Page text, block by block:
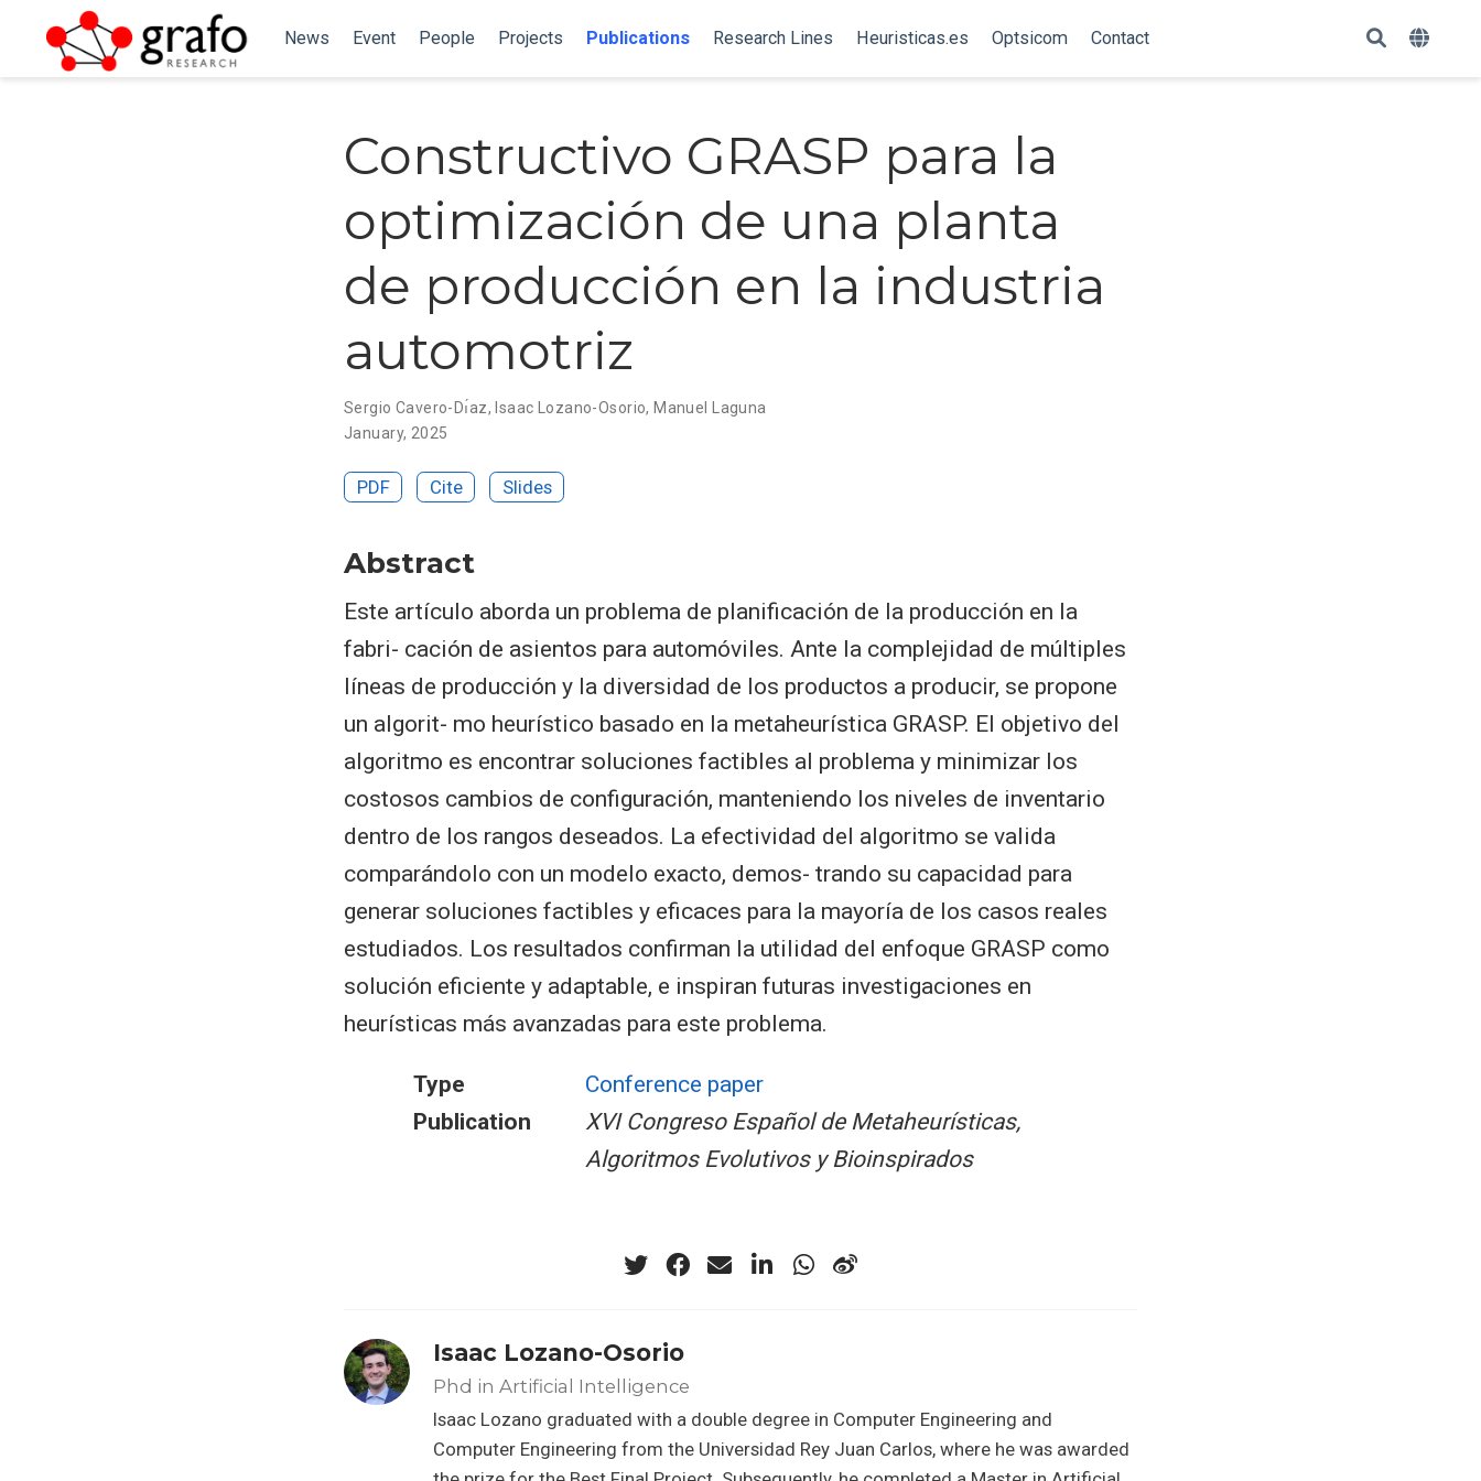
News Event People Projects Publications Research Lines Heuristicas.es Optsicom Contact
Constructivo GRASP para la
optimización de una planta
de producción en la industria
automotriz
Sergio Cavero-Dı́az,Isaac Lozano-Osorio,Manuel Laguna
January, 2025
PDF Cite Slides
Abstract
Este artículo aborda un problema de planificación de la producción en la
fabri- cación de asientos para automóviles. Ante la complejidad de múltiples
líneas de producción y la diversidad de los productos a producir, se propone
un algorit- mo heurístico basado en la metaheurística GRASP. El objetivo del
algoritmo es encontrar soluciones factibles al problema y minimizar los
costosos cambios de configuración, manteniendo los niveles de inventario
dentro de los rangos deseados. La efectividad del algoritmo se valida
comparándolo con un modelo exacto, demos- trando su capacidad para
generar soluciones factibles y eficaces para la mayoría de los casos reales
estudiados. Los resultados confirman la utilidad del enfoque GRASP como
solución eficiente y adaptable, e inspiran futuras investigaciones en
heurísticas más avanzadas para este problema.
Type
Conference paper
Publication
XVI Congreso Español de Metaheurísticas,
Algoritmos Evolutivos y Bioinspirados
Isaac Lozano-Osorio
Phd in Artificial Intelligence
Isaac Lozano graduated with a double degree in Computer Engineering and
Computer Engineering from the Universidad Rey Juan Carlos, where he was awarded